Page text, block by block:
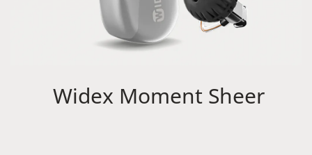
Widex Moment Sheer